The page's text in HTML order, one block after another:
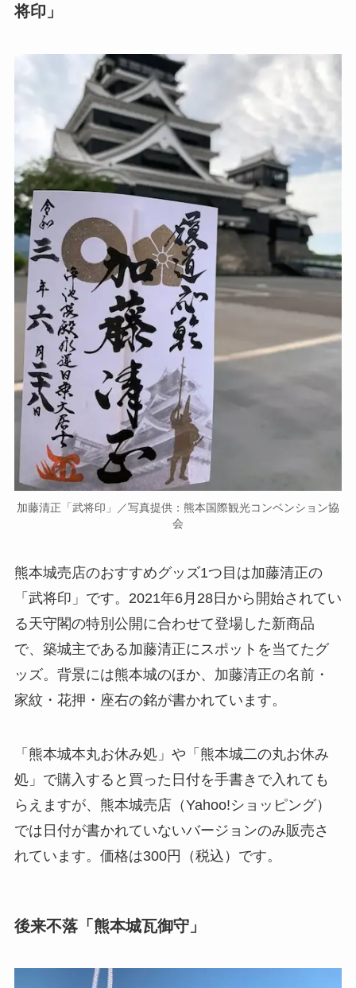
将印」
加藤清正「武将印」／写真提供：熊本国際観光コンベンション協
会
熊本城売店のおすすめグッズ1つ目は加藤清正の
「武将印」です。2021年6月28日から開始されてい
る天守閣の特別公開に合わせて登場した新商品
で、築城主である加藤清正にスポットを当てたグ
ッズ。背景には熊本城のほか、加藤清正の名前・
家紋・花押・座右の銘が書かれています。
「熊本城本丸お休み処」や「熊本城二の丸お休み
処」で購入すると買った日付を手書きで入れても
らえますが、熊本城売店（Yahoo!ショッピング）
では日付が書かれていないバージョンのみ販売さ
れています。価格は300円（税込）です。
後来不落「熊本城瓦御守」